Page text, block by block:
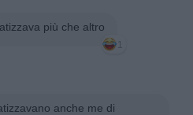
più che altro
1
anche me di